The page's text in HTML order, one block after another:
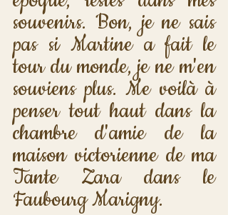
souvenirs. Bon, je ne sais
pas si Martine a fait le
tour du monde, je ne m'en
souviens plus. Me voilà à
penser tout haut dans la
chambre d'amie de la
maison victorienne de ma
Tante Zara dans le
Faubourg Marigny.